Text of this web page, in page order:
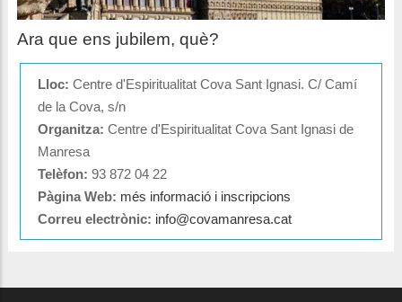
Ara que ens jubilem, què?
Lloc: Centre d'Espiritualitat Cova Sant Ignasi. C/ Camí
de la Cova, s/n
Organitza: Centre d'Espiritualitat Cova Sant Ignasi de
Manresa
Telèfon: 93 872 04 22
Pàgina Web: més informació i inscripcions
Correu electrònic: info@covamanresa.cat